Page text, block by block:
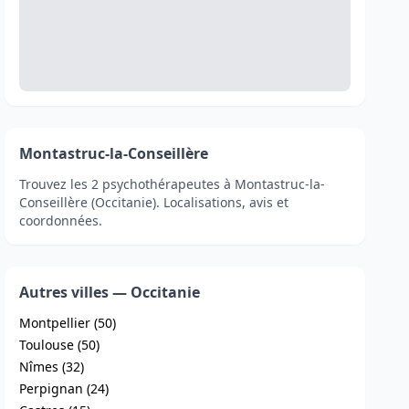
Montastruc-la-Conseillère
Trouvez les 2 psychothérapeutes à Montastruc-la-
Conseillère (Occitanie). Localisations, avis et
coordonnées.
Autres villes — Occitanie
Montpellier (50)
Toulouse (50)
Nîmes (32)
Perpignan (24)